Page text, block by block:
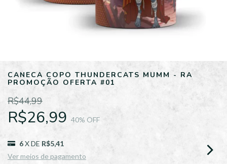
CANECA COPO THUNDERCATS MUMM - RA
PROMOÇÃO OFERTA #01
R$44,99
R$26,99 40% OFF
6X DE R$5,41
Ver meios de pagamento